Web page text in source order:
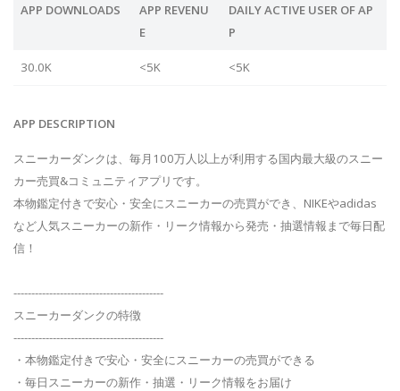
APP DOWNLOADS
APP REVENU
E
DAILY ACTIVE USER OF AP
P
30.0K <5K <5K
APP DESCRIPTION
スニーカーダンクは、毎月100万人以上が利用する国内最大級のスニー
カー売買&コミュニティアプリです。
本物鑑定付きで安心・安全にスニーカーの売買ができ、NIKEやadidas
など人気スニーカーの新作・リーク情報から発売・抽選情報まで毎日配
信！
------------------------------------------
スニーカーダンクの特徴
------------------------------------------
・本物鑑定付きで安心・安全にスニーカーの売買ができる
・毎日スニーカーの新作・抽選・リーク情報をお届け